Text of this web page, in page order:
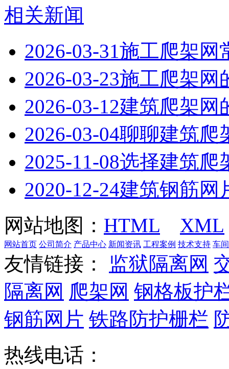
相关新闻
2026-03-31施工爬架网
2026-03-23施工爬架网
2026-03-12建筑爬架网
2026-03-04聊聊建筑爬
2025-11-08选择建筑爬
2020-12-24建筑钢筋网
网站地图： HTML XML
网站首页 公司简介 产品中心 新闻资讯 工程案例 技术支持 车
友情链接： 监狱隔离网
隔离网 爬架网 钢格板护
钢筋网片 铁路防护栅栏
热线电话：